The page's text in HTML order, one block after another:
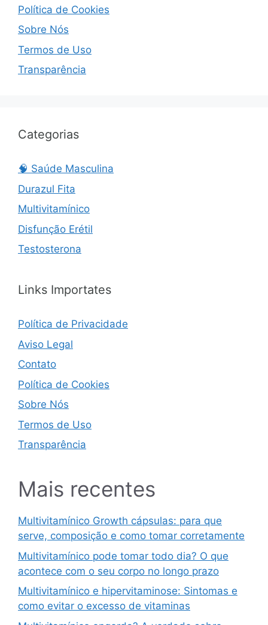
Política de Cookies
Sobre Nós
Termos de Uso
Transparência
Categorias
🧠 Saúde Masculina
Durazul Fita
Multivitamínico
Disfunção Erétil
Testosterona
Links Importates
Política de Privacidade
Aviso Legal
Contato
Política de Cookies
Sobre Nós
Termos de Uso
Transparência
Mais recentes
Multivitamínico Growth cápsulas: para que
serve, composição e como tomar corretamente
Multivitamínico pode tomar todo dia? O que
acontece com o seu corpo no longo prazo
Multivitamínico e hipervitaminose: Sintomas e
como evitar o excesso de vitaminas